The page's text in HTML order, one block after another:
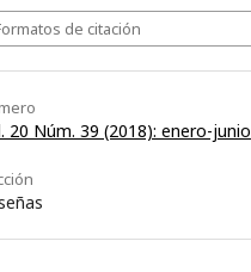
de citación
20 Núm. 39 (2018): enero-junio